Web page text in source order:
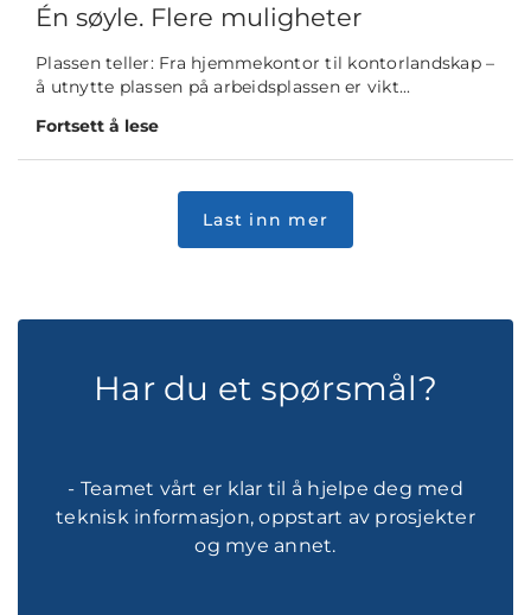
Én søyle. Flere muligheter
Plassen teller: Fra hjemmekontor til kontorlandskap –
å utnytte plassen på arbeidsplassen er vikt...
Fortsett å lese
Har du et spørsmål?
- Teamet vårt er klar til å hjelpe deg med
teknisk informasjon, oppstart av prosjekter
og mye annet.